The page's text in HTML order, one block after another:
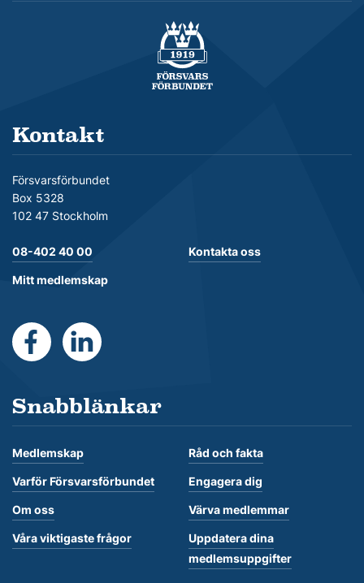
Försvarsförbundet
Kontakt
Försvarsförbundet
Box 5328
102 47 Stockholm
08-402 40 00
Mitt medlemskap
Kontakta oss
https://www.facebook.com/Forsvarsforbundet
https://se.linkedin.com/company/
Snabblänkar
Medlemskap
Varför Försvarsförbundet
Om oss
Våra viktigaste frågor
Råd och fakta
Engagera dig
Värva medlemmar
Uppdatera dina
medlemsuppgifter